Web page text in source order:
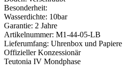
Besonderheit:
Wasserdichte: 10bar
Garantie: 2 Jahre
Artikelnummer: M1-44-05-LB
Lieferumfang: Uhrenbox und Papiere
Offizieller Konzessionär
Teutonia IV Mondphase